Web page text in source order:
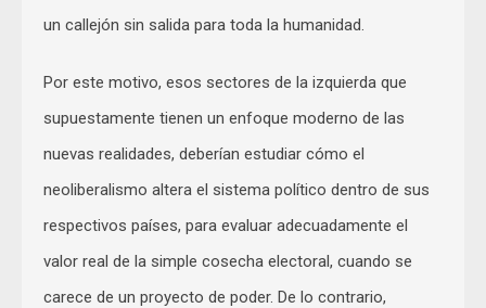
un callejón sin salida para toda la humanidad.
Por este motivo, esos sectores de la izquierda que
supuestamente tienen un enfoque moderno de las
nuevas realidades, deberían estudiar cómo el
neoliberalismo altera el sistema político dentro de sus
respectivos países, para evaluar adecuadamente el
valor real de la simple cosecha electoral, cuando se
carece de un proyecto de poder. De lo contrario,